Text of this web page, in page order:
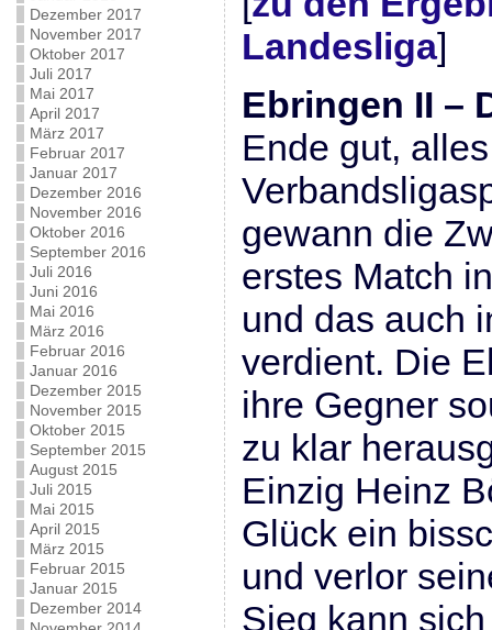
Dezember 2017
November 2017
Oktober 2017
Juli 2017
Mai 2017
April 2017
März 2017
Februar 2017
Januar 2017
Dezember 2016
November 2016
Oktober 2016
September 2016
Juli 2016
Juni 2016
Mai 2016
März 2016
Februar 2016
Januar 2016
Dezember 2015
November 2015
Oktober 2015
September 2015
August 2015
Juli 2015
Mai 2015
April 2015
März 2015
Februar 2015
Januar 2015
Dezember 2014
Landesliga]
Ebringen II –
Ende gut,
gewann die
erstes Match
und das auch
verdient. Die
ihre Gegner
zu klar
Einzig Heinz
Glück ein
und verlor
Sieg kann